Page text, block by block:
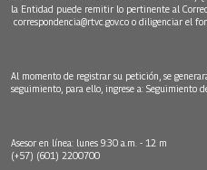
la Entidad puede remitir lo pertinente al
correspondencia@rtvc.gov.co o diligenciar el
Al momento de registrar su petición, se
seguimiento, para ello, ingrese a: Seguimiento
Asesor en línea: lunes 9:30 a.m. - 12 m
(+57) (601) 2200700